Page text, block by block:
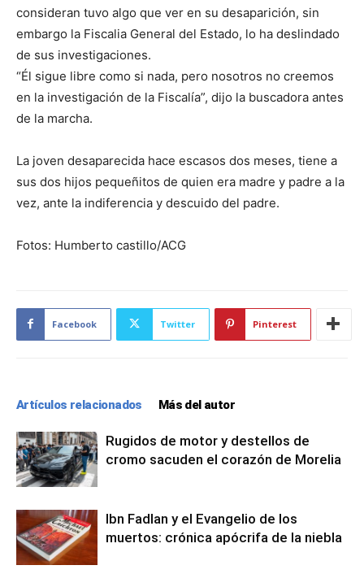
consideran tuvo algo que ver en su desaparición, sin
embargo la Fiscalia General del Estado, lo ha deslindado
de sus investigaciones.
“Él sigue libre como si nada, pero nosotros no creemos
en la investigación de la Fiscalía”, dijo la buscadora antes
de la marcha.
La joven desaparecida hace escasos dos meses, tiene a
sus dos hijos pequeñitos de quien era madre y padre a la
vez, ante la indiferencia y descuido del padre.
Fotos: Humberto castillo/ACG
Facebook Twitter Pinterest
Artículos relacionados Más del autor
Rugidos de motor y destellos de
cromo sacuden el corazón de Morelia
Ibn Fadlan y el Evangelio de los
muertos: crónica apócrifa de la niebla